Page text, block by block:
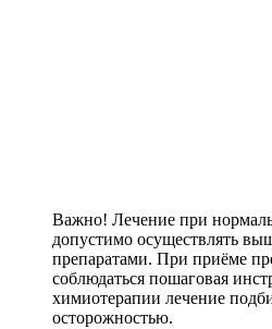
Важно! Лечение при
допустимо осуществлять
препаратами. При приёме
соблюдаться пошаговая
химиотерапии лечение
осторожностью.